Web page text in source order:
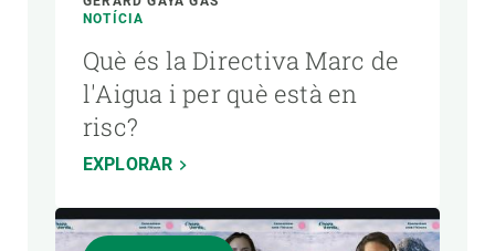
NOTÍCIA
Què és la Directiva Marc de
l'Aigua i per què està en
risc?
EXPLORAR